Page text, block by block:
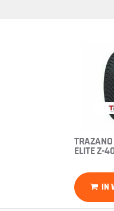
TRAZANO
ELITE Z-
IN